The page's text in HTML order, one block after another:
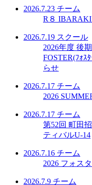
2026.7.23 チーム
R８
2026.7.19 スクール
2026年度 後
FOSTER(ﾌｫｽ
らせ
2026.7.17 チーム
2026
2026.7.17 チーム
第52回 町田
ティバルU-14
2026.7.16 チーム
2026 フォス
2026.7.9 チーム